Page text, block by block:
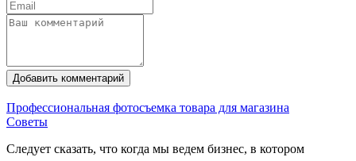
Добавить комментарий
Профессиональная фотосъемка товара для магазина
Советы
Следует сказать, что когда мы ведем бизнес, в котором